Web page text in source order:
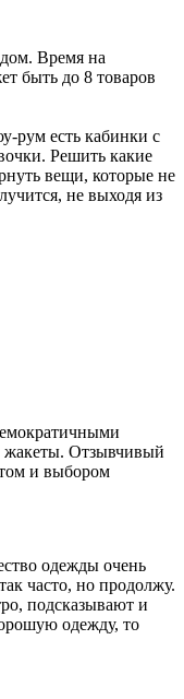
Время на
быть до 8 товаров
рум есть кабинки с
Решить какие
вещи, которые не
не выходя из
жакеты. Отзывчивый
и выбором
одежды очень
часто, но продолжу.
подсказывают и
одежду, то